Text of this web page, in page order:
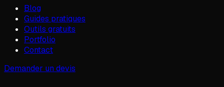
Blog
Guides pratiques
Outils gratuits
Portfolio
Contact
Demander un devis